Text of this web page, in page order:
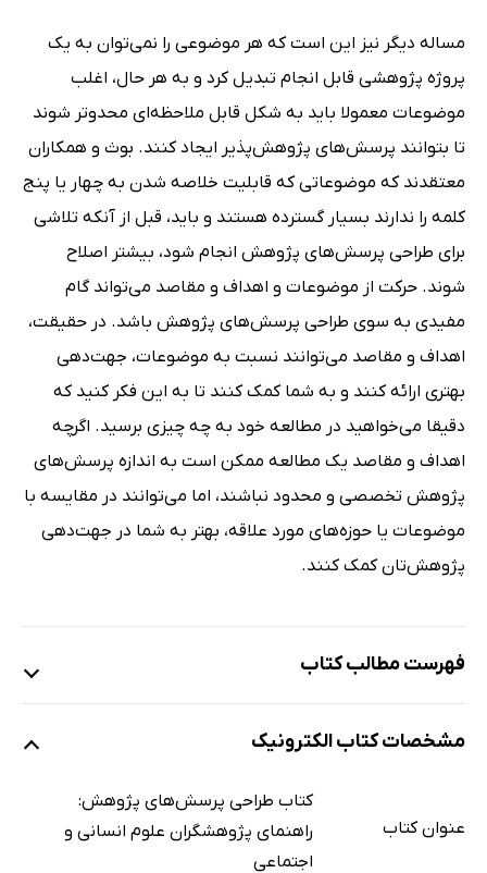
مساله دیگر نیز این است که هر موضوعی را نمی‌توان به یک
پروژه پژوهشی قابل انجام تبدیل کرد و به هر حال، اغلب
موضوعات معمولا باید به شکل قابل ملاحظه‌ای محدوتر شوند
تا بتوانند پرسش‌های پژوهش‌پذیر ایجاد کنند. بوث و همکاران
معتقدند که موضوعاتی که قابلیت خلاصه شدن به چهار یا پنج
کلمه را ندارند بسیار گسترده هستند و باید، قبل از آنکه تلاشی
برای طراحی پرسش‌های پژوهش انجام شود، بیشتر اصلاح
شوند. حرکت از موضوعات و اهداف و مقاصد می‌تواند گام
مفیدی به سوی طراحی پرسش‌های پژوهش باشد. در حقیقت،
اهداف و مقاصد می‌توانند نسبت به موضوعات، جهت‌دهی
بهتری ارائه کنند و به شما کمک کنند تا به این فکر کنید که
دقیقا می‌خواهید در مطالعه خود به چه چیزی برسید. اگرچه
اهداف و مقاصد یک مطالعه ممکن است به اندازه پرسش‌های
پژوهش تخصصی و محدود نباشند، اما می‌توانند در مقایسه با
موضوعات یا حوزه‌های مورد علاقه، بهتر به شما در جهت‌دهی
پژوهش‌تان کمک کنند.
فهرست مطالب کتاب
چرا باید کتابی راجع به پرسش‌های پژوهش بخوانید؟
مخاطب این کتاب کیست؟
چگونه باید از این کتاب استفاده کنید؟
مشخصات کتاب الکترونیک
عنوان کتاب
کتاب طراحی پرسش‌های پژوهش:
راهنمای پژوهشگران علوم انسانی و
‌اجتماعی